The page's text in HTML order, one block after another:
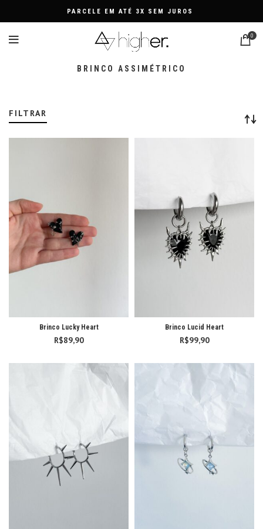
PARCELE EM ATÉ 3X SEM JUROS
0
BRINCO ASSIMÉTRICO
FILTRAR
Brinco Lucky Heart
R$89,90
Brinco Lucid Heart
R$99,90